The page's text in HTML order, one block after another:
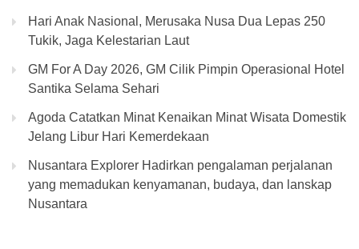
Hari Anak Nasional, Merusaka Nusa Dua Lepas 250
Tukik, Jaga Kelestarian Laut
GM For A Day 2026, GM Cilik Pimpin Operasional Hotel
Santika Selama Sehari
Agoda Catatkan Minat Kenaikan Minat Wisata Domestik
Jelang Libur Hari Kemerdekaan
Nusantara Explorer Hadirkan pengalaman perjalanan
yang memadukan kenyamanan, budaya, dan lanskap
Nusantara